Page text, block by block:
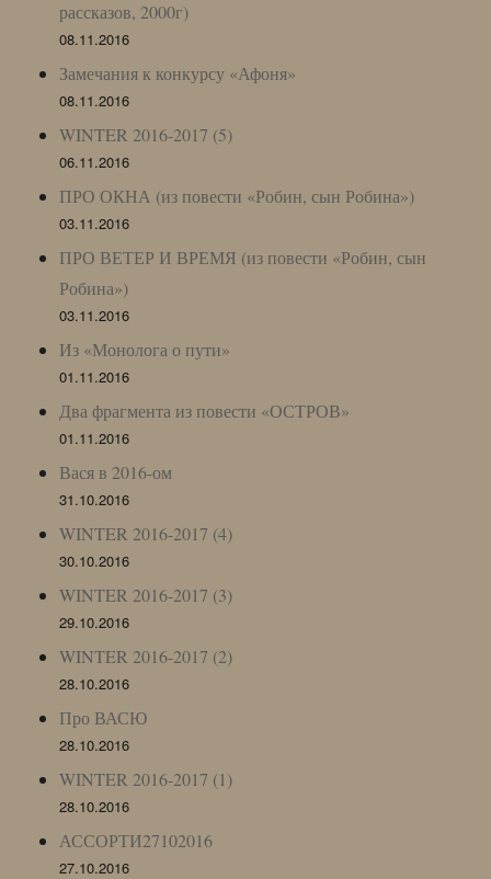
рассказов, 2000г)
08.11.2016
Замечания к конкурсу «Афоня»
08.11.2016
WINTER 2016-2017 (5)
06.11.2016
ПРО ОКНА (из повести «Робин, сын Робина»)
03.11.2016
ПРО ВЕТЕР И ВРЕМЯ (из повести «Робин, сын
Робина»)
03.11.2016
Из «Монолога о пути»
01.11.2016
Два фрагмента из повести «ОСТРОВ»
01.11.2016
Вася в 2016-ом
31.10.2016
WINTER 2016-2017 (4)
30.10.2016
WINTER 2016-2017 (3)
29.10.2016
WINTER 2016-2017 (2)
28.10.2016
Про ВАСЮ
28.10.2016
WINTER 2016-2017 (1)
28.10.2016
АССОРТИ27102016
27.10.2016